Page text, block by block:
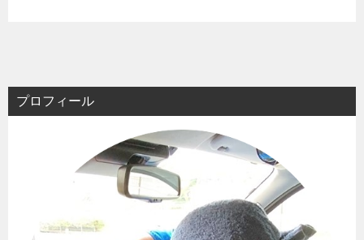
プロフィール